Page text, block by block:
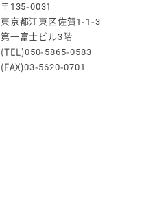
〒135-0031
東京都江東区佐賀1-1-3
第一富士ビル3階
(TEL)050-5865-0583
(FAX)03-5620-0701